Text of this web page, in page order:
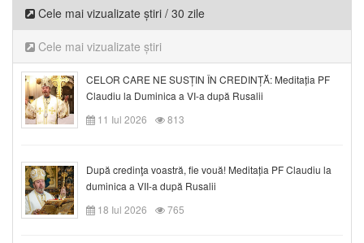
Cele mai vizualizate știri / 30 zile
Cele mai vizualizate știri
CELOR CARE NE SUSȚIN ÎN CREDINȚĂ: Meditația PF
Claudiu la Duminica a VI-a după Rusalii
11 Iul 2026
813
După credinţa voastră, fie vouă! Meditația PF Claudiu la
duminica a VII-a după Rusalii
18 Iul 2026
765